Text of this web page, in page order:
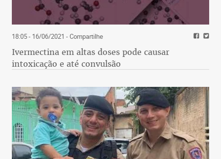
18:05 - 16/06/2021 - Compartilhe
Ivermectina em altas doses pode causar
intoxicação e até convulsão